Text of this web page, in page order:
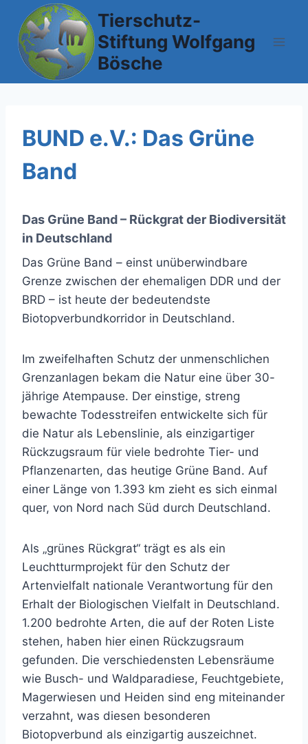
Inhalt
springen
Tierschutz-
Stiftung Wolfgang
Bösche
BUND e.V.: Das Grüne
Band
Das Grüne Band – Rückgrat der Biodiversität
in Deutschland
Das Grüne Band – einst unüberwindbare
Grenze zwischen der ehemaligen DDR und der
BRD – ist heute der bedeutendste
Biotopverbundkorridor in Deutschland.
Im zweifelhaften Schutz der unmenschlichen
Grenzanlagen bekam die Natur eine über 30-
jährige Atempause. Der einstige, streng
bewachte Todesstreifen entwickelte sich für
die Natur als Lebenslinie, als einzigartiger
Rückzugsraum für viele bedrohte Tier- und
Pflanzenarten, das heutige Grüne Band. Auf
einer Länge von 1.393 km zieht es sich einmal
quer, von Nord nach Süd durch Deutschland.
Als „grünes Rückgrat“ trägt es als ein
Leuchtturmprojekt für den Schutz der
Artenvielfalt nationale Verantwortung für den
Erhalt der Biologischen Vielfalt in Deutschland.
1.200 bedrohte Arten, die auf der Roten Liste
stehen, haben hier einen Rückzugsraum
gefunden. Die verschiedensten Lebensräume
wie Busch- und Waldparadiese, Feuchtgebiete,
Magerwiesen und Heiden sind eng miteinander
verzahnt, was diesen besonderen
Biotopverbund als einzigartig auszeichnet.